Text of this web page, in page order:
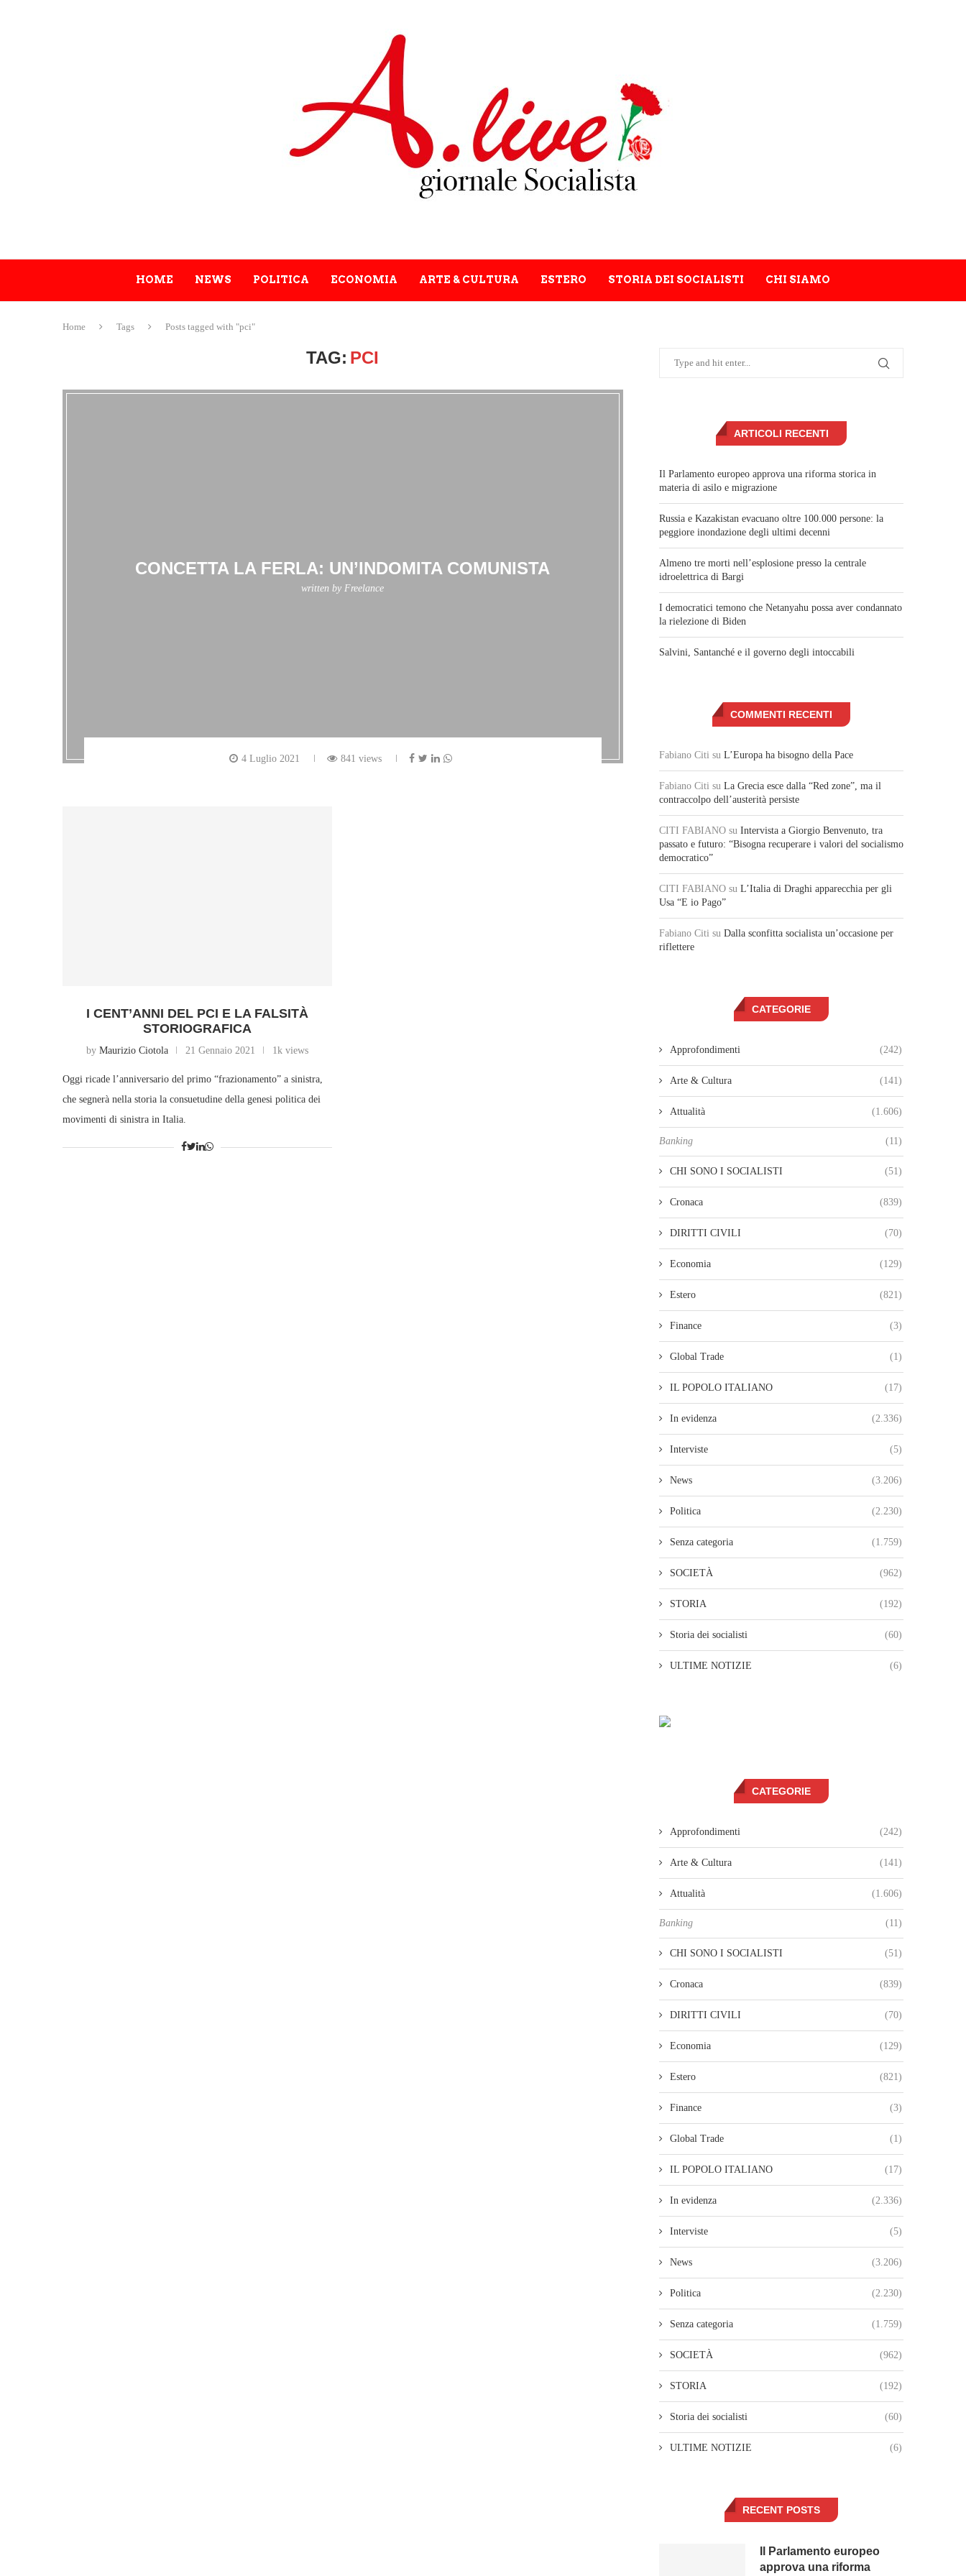
HOME NEWS POLITICA ECONOMIA ARTE & CULTURA ESTERO STORIA DEI SOCIALISTI CHI SIAMO
Home Tags Posts tagged with "pci"
TAG: PCI
CONCETTA LA FERLA: UN’INDOMITA COMUNISTA
written by Freelance
4 Luglio 2021 841 views
I CENT’ANNI DEL PCI E LA FALSITÀ
STORIOGRAFICA
by Maurizio Ciotola 21 Gennaio 2021 1k views
Oggi ricade l’anniversario del primo “frazionamento” a sinistra,
che segnerà nella storia la consuetudine della genesi politica dei
movimenti di sinistra in Italia.
ARTICOLI RECENTI
Il Parlamento europeo approva una riforma storica in
materia di asilo e migrazione
Russia e Kazakistan evacuano oltre 100.000 persone: la
peggiore inondazione degli ultimi decenni
Almeno tre morti nell’esplosione presso la centrale
idroelettrica di Bargi
I democratici temono che Netanyahu possa aver condannato
la rielezione di Biden
Salvini, Santanché e il governo degli intoccabili
COMMENTI RECENTI
Fabiano Citi su L’Europa ha bisogno della Pace
Fabiano Citi su La Grecia esce dalla “Red zone”, ma il
contraccolpo dell’austerità persiste
CITI FABIANO su Intervista a Giorgio Benvenuto, tra
passato e futuro: “Bisogna recuperare i valori del socialismo
democratico”
CITI FABIANO su L’Italia di Draghi apparecchia per gli
Usa “E io Pago”
Fabiano Citi su Dalla sconfitta socialista un’occasione per
riflettere
CATEGORIE
Approfondimenti (242)
Arte & Cultura (141)
Attualità (1.606)
Banking (11)
CHI SONO I SOCIALISTI (51)
Cronaca (839)
DIRITTI CIVILI (70)
Economia (129)
Estero (821)
Finance (3)
Global Trade (1)
IL POPOLO ITALIANO (17)
In evidenza (2.336)
Interviste (5)
News (3.206)
Politica (2.230)
Senza categoria (1.759)
SOCIETÀ (962)
STORIA (192)
Storia dei socialisti (60)
ULTIME NOTIZIE (6)
CATEGORIE
Approfondimenti (242)
Arte & Cultura (141)
Attualità (1.606)
Banking (11)
CHI SONO I SOCIALISTI (51)
Cronaca (839)
DIRITTI CIVILI (70)
Economia (129)
Estero (821)
Finance (3)
Global Trade (1)
IL POPOLO ITALIANO (17)
In evidenza (2.336)
Interviste (5)
News (3.206)
Politica (2.230)
Senza categoria (1.759)
SOCIETÀ (962)
STORIA (192)
Storia dei socialisti (60)
ULTIME NOTIZIE (6)
RECENT POSTS
Il Parlamento europeo
approva una riforma